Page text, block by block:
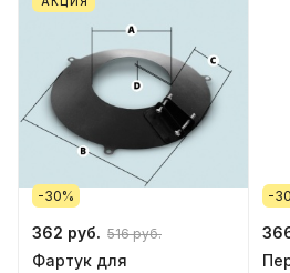
-30%
362 руб. 516 руб.
Фартук для
-